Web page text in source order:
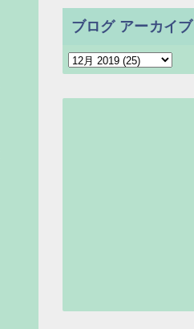
ブログ アーカイブ